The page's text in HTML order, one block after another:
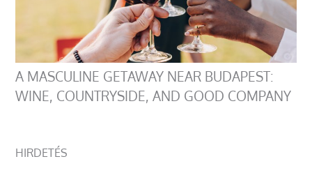
A MASCULINE GETAWAY NEAR BUDAPEST:
WINE, COUNTRYSIDE, AND GOOD COMPANY
HIRDETÉS